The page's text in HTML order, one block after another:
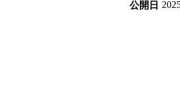
公開日